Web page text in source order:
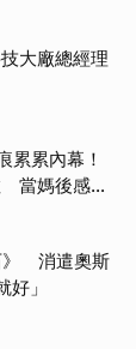
大廠總經理
累累內幕！
當媽後感
》 消遣奧斯
」